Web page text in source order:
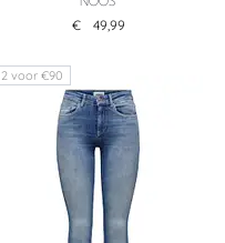
€ 49,99
2 voor €90